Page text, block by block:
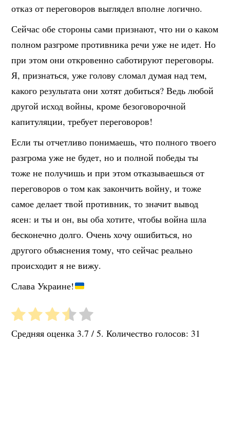
отказ от переговоров выглядел вполне логично.
Сейчас обе стороны сами признают, что ни о каком
полном разгроме противника речи уже не идет. Но
при этом они откровенно саботируют переговоры.
Я, признаться, уже голову сломал думая над тем,
какого результата они хотят добиться? Ведь любой
другой исход войны, кроме безоговорочной
капитуляции, требует переговоров!
Если ты отчетливо понимаешь, что полного твоего
разгрома уже не будет, но и полной победы ты
тоже не получишь и при этом отказываешься от
переговоров о том как закончить войну, и тоже
самое делает твой противник, то значит вывод
ясен: и ты и он, вы оба хотите, чтобы война шла
бесконечно долго. Очень хочу ошибиться, но
другого объяснения тому, что сейчас реально
происходит я не вижу.
Слава Украине!
Средняя оценка 3.7 / 5. Количество голосов: 31